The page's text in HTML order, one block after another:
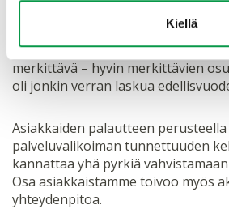
Kiellä
Vastaajista 75 % katsoo, että
lisäarvoa metsäbiotalouteen on
merkittävä – hyvin merkittävien
oli jonkin verran laskua
Asiakkaiden palautteen
palveluvalikoiman tunnettuuden
kannattaa yhä pyrkiä
Osa asiakkaistamme toivoo myös
yhteydenpitoa.